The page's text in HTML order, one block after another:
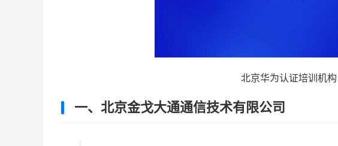
北京华为认证培训机构
一、北京金戈大通通信技术有限公司